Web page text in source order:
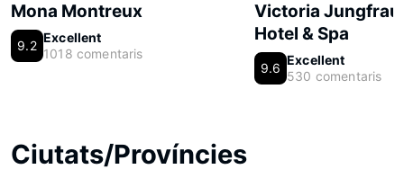
Mona Montreux
9.2
Excellent
1018 comentaris
Victoria Jungfrau
Hotel & Spa
9.6
Excellent
530 comentaris
Ciutats/Províncies